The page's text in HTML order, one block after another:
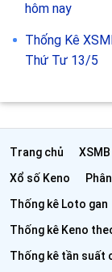
hôm nay
Thống Kê
Thứ Tư 13/5
Trang chủ XSMB
Xổ số Keno
Thống kê Loto gan
Thống kê Keno
Thống kê tần suất